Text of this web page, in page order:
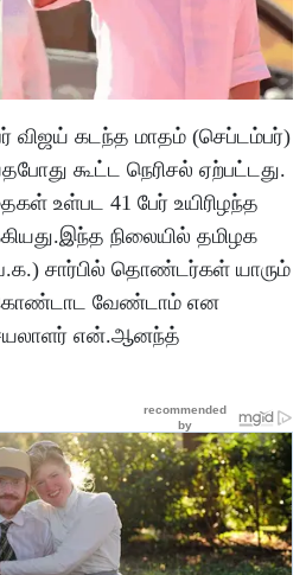
விஜய் கடந்த மாதம் (செப்டம்பர்)
கூட்ட நெரிசல் ஏற்பட்டது.
உள்பட 41 பேர் உயிரிழந்த
நிலையில் தமிழக
சார்பில் தொண்டர்கள் யாரும்
வேண்டாம் என
என்.ஆனந்த்